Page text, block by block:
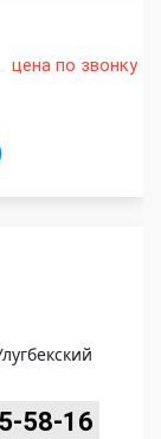
цена по звонку
58-16